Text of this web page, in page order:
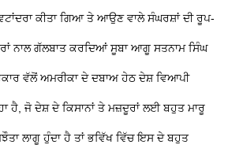
ਕੀਤਾ ਗਿਆ ਤੇ ਆਉਣ ਵਾਲੇ ਸੰਘਰਸ਼ਾਂ ਦੀ ਰੂਪ-
ਨਾਲ ਗੱਲਬਾਤ ਕਰਦਿਆਂ ਸੂਬਾ ਆਗੂ ਸਤਨਾਮ ਸਿੰਘ
ਵੱਲੋਂ ਅਮਰੀਕਾ ਦੇ ਦਬਾਅ ਹੇਠ ਦੇਸ਼ ਵਿਆਪੀ
ਹੈ, ਜੋ ਦੇਸ਼ ਦੇ ਕਿਸਾਨਾਂ ਤੇ ਮਜ਼ਦੂਰਾਂ ਲਈ ਬਹੁਤ ਮਾਰੂ
ਲਾਗੂ ਹੁੰਦਾ ਹੈ ਤਾਂ ਭਵਿੱਖ ਵਿੱਚ ਇਸ ਦੇ ਬਹੁਤ